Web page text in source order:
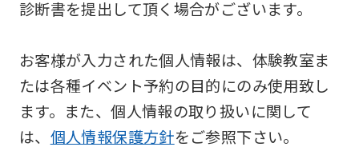
診断書を提出して頂く場合がございます。
お客様が入力された個人情報は、体験教室ま
たは各種イベント予約の目的にのみ使用致し
ます。また、個人情報の取り扱いに関して
は、 個人情報保護方針をご参照下さい。
the
version
of
this
website